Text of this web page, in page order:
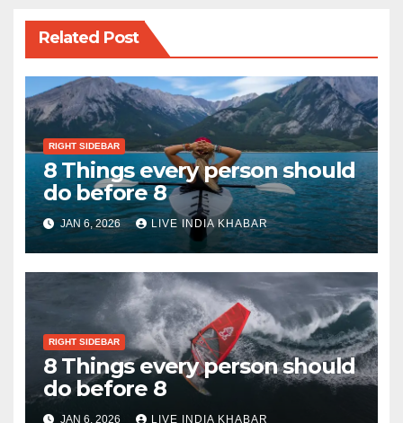
Related Post
RIGHT SIDEBAR
8 Things every person should
do before 8
JAN 6, 2026 LIVE INDIA KHABAR
RIGHT SIDEBAR
8 Things every person should
do before 8
JAN 6, 2026 LIVE INDIA KHABAR